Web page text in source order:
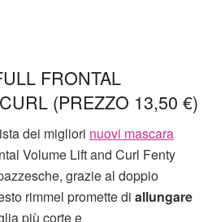
FRONTAL
(PREZZO 13,50 €)
dei migliori nuovi mascara
Volume Lift and Curl Fenty
grazie al doppio
rimmel promette di allungare
più corte e